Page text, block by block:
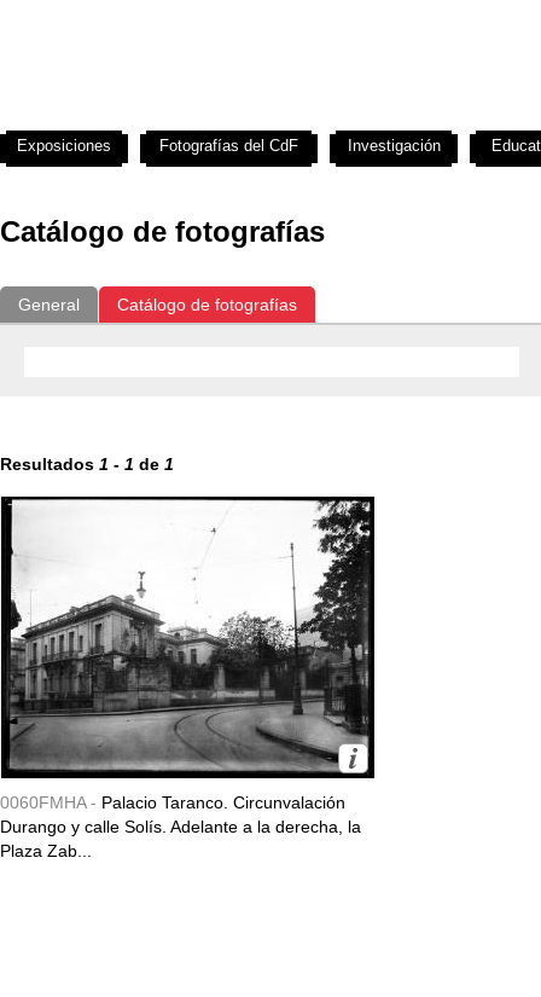
Catálogo de fotografías
General Catálogo de fotografías
Resultados 1 - 1 de 1
0060FMHA - Palacio Taranco. Circunvalación
Durango y calle Solís. Adelante a la derecha, la
Plaza Zab...
Exposiciones Fotografías del CdF Investigación